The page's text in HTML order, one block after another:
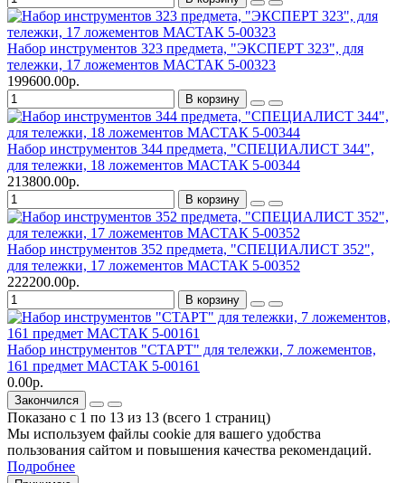
Набор инструментов 323 предмета, "ЭКСПЕРТ 323", для
тележки, 17 ложементов МАСТАК 5-00323
199600.00р.
В корзину
Набор инструментов 344 предмета, "СПЕЦИАЛИСТ 344",
для тележки, 18 ложементов МАСТАК 5-00344
213800.00р.
В корзину
Набор инструментов 352 предмета, "СПЕЦИАЛИСТ 352",
для тележки, 17 ложементов МАСТАК 5-00352
222200.00р.
В корзину
Набор инструментов "СТАРТ" для тележки, 7 ложементов,
161 предмет МАСТАК 5-00161
0.00р.
Закончился
Показано с 1 по 13 из 13 (всего 1 страниц)
Мы используем файлы cookie для вашего удобства
пользования сайтом и повышения качества рекомендаций.
Подробнее